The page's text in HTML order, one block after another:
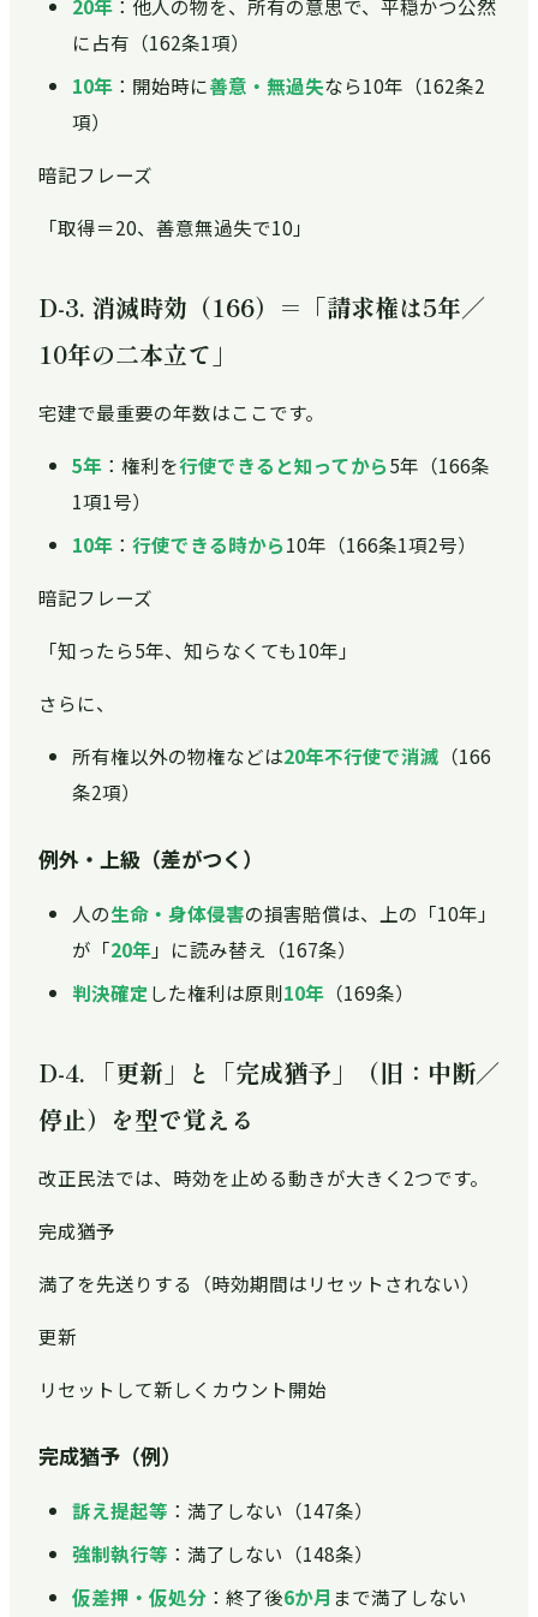
20年 ：他人の物を、所有の意思で、平穏かつ公然
に占有（162条1項）
10年 ：開始時に善意・無過失なら10年（162条2
項）
暗記フレーズ
「取得＝20、善意無過失で10」
D-3. 消滅時効（166）＝「請求権は5年／
10年の二本立て」
宅建で最重要の年数はここです。
5年 ：権利を行使できると知ってから5年（166条
1項1号）
10年 ： 行使できる時から10年（166条1項2号）
暗記フレーズ
「知ったら5年、知らなくても10年」
さらに、
所有権以外の物権などは20年不行使で消滅 （166
条2項）
例外・上級（差がつく）
人の生命・身体侵害の損害賠償は、上の「10年」
が「20年」に読み替え（167条）
判決確定 した権利は原則10年 （169条）
D-4. 「更新」と「完成猶予」（旧：中断／
停止）を型で覚える
改正民法では、時効を止める動きが大きく2つです。
完成猶予
満了を先送りする（時効期間はリセットされない）
更新
リセットして新しくカウント開始
完成猶予（例）
訴え提起等 ：満了しない（147条）
強制執行等 ：満了しない（148条）
仮差押・仮処分 ：終了後6か月 まで満了しない